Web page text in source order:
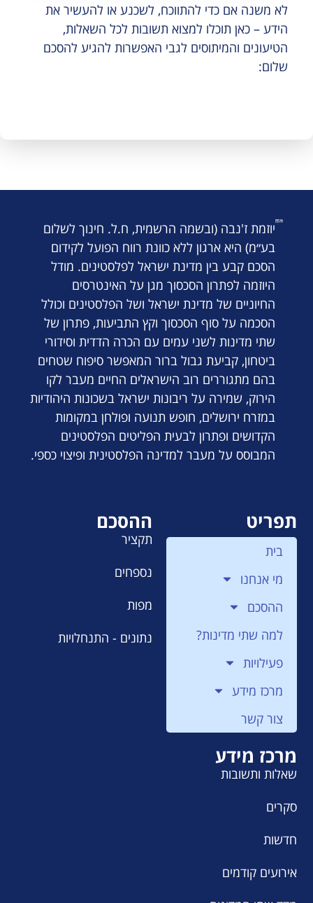
לא משנה אם כדי להתווכח, לשכנע או להעשיר את
הידע – כאן תוכלו למצוא תשובות לכל השאלות,
הטיעונים והמיתוסים לגבי האפשרות להגיע להסכם
שלום:
יוזמת ז'נבה (ובשמה הרשמית, ח.ל. חינוך לשלום
בע״מ) היא ארגון ללא כוונת רווח הפועל לקידום
הסכם קבע בין מדינת ישראל לפלסטינים. מודל
היוזמה לפתרון הסכסוך מגן על האינטרסים
החיוניים של מדינת ישראל ושל הפלסטינים וכולל
הסכמה על סוף הסכסוך וקץ התביעות, פתרון של
שתי מדינות לשני עמים עם הכרה הדדית וסידורי
ביטחון, קביעת גבול ברור המאפשר סיפוח שטחים
בהם מתגוררים רוב הישראלים החיים מעבר לקו
הירוק, שמירה על ריבונות ישראל בשכונות היהודיות
במזרח ירושלים, חופש תנועה ופולחן במקומות
הקדושים ופתרון לבעית הפליטים הפלסטינים
המבוסס על מעבר למדינה הפלסטינית ופיצוי כספי.
תפריט
בית
מי אנחנו
ההסכם
למה שתי מדינות?
פעילויות
מרכז מידע
צור קשר
ההסכם
תקציר
נספחים
מפות
נתונים - התנחלויות
מרכז מידע
שאלות ותשובות
סקרים
חדשות
אירועים קודמים